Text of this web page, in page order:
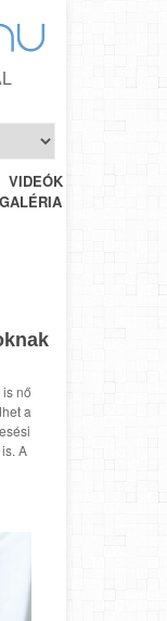
VIDEÓK
HÉTRŐL-
nő
a
A